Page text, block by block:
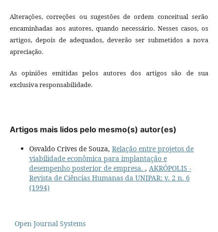
Alterações, correções ou sugestões de ordem conceitual serão
encaminhadas aos autores, quando necessário. Nesses casos, os
artigos, depois de adequados, deverão ser submetidos a nova
apreciação.
As opiniões emitidas pelos autores dos artigos são de sua
exclusiva responsabilidade.
Artigos mais lidos pelo mesmo(s) autor(es)
Osvaldo Crives de Souza, Relação entre projetos de
viabilidade econômica para implantação e
desempenho posterior de empresa. , AKRÓPOLIS -
Revista de Ciências Humanas da UNIPAR: v. 2 n. 6
(1994)
Open Journal Systems